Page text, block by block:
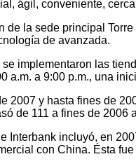
ágil, conveniente,
de la sede principal
de avanzada.
se implementaron las
a.m. a 9:00 p.m., una
2007 y hasta fines de
de 111 a fines de 2006
Interbank incluyó, en
con China. Ésta